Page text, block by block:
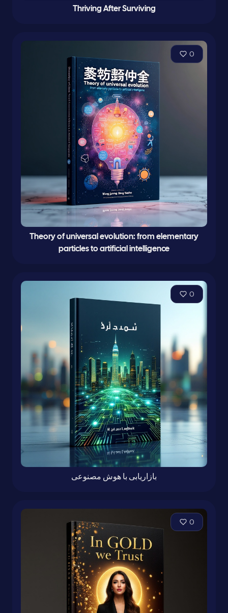
Thriving After Surviving
0
Theory of universal evolution: from elementary
particles to artificial intelligence
0
بازاریابی با هوش مصنوعی
0